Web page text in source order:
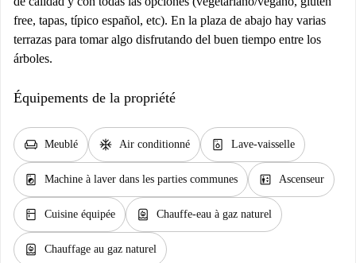
free, tapas, típico español, etc). En la plaza de abajo hay varias
terrazas para tomar algo disfrutando del buen tiempo entre los
árboles.
Équipements de la propriété
chair Meublé ac_unit Air conditionné dishwasher_gen Lave-vaisselle
local_laundry_service Machine à laver dans les parties communes elevator Ascenseur
kitchen Cuisine équipée water_heater Chauffe-eau à gaz naturel
water_heater Chauffage au gaz naturel